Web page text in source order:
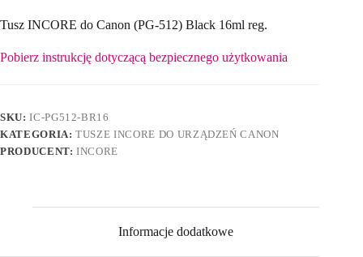
Tusz INCORE do Canon (PG-512) Black 16ml reg.
Pobierz instrukcję dotyczącą bezpiecznego użytkowania
SKU:IC-PG512-BR16
KATEGORIA:TUSZE INCORE DO URZĄDZEŃ CANON
PRODUCENT:INCORE
Informacje dodatkowe